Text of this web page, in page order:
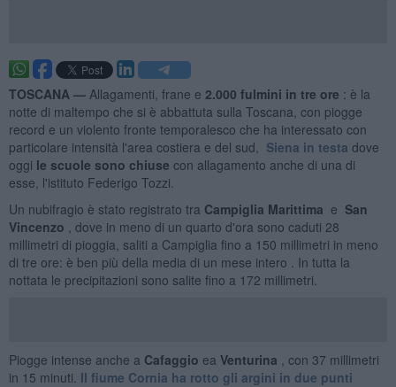
TOSCANA — Allagamenti, frane e 2.000 fulmini in tre ore : è la
notte di maltempo che si è abbattuta sulla Toscana, con piogge
record e un violento fronte temporalesco che ha interessato con
particolare intensità l'area costiera e del sud, Siena in testa dove
oggi le scuole sono chiuse con allagamento anche di una di
esse, l'istituto Federigo Tozzi.
Un nubifragio è stato registrato tra Campiglia Marittima e San
Vincenzo , dove in meno di un quarto d'ora sono caduti 28
millimetri di pioggia, saliti a Campiglia fino a 150 millimetri in meno
di tre ore: è ben più della media di un mese intero . In tutta la
nottata le precipitazioni sono salite fino a 172 millimetri.
Piogge intense anche a Cafaggio ea Venturina , con 37 millimetri
in 15 minuti. Il fiume Cornia ha rotto gli argini in due punti